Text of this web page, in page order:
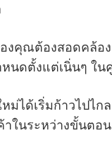
งคุณต้องสอดคล้
นดตั้งแต่เนิ่นๆ ใน
ม่ได้เริ่มก้าวไปไก
ในระหว่างขั้นตอ